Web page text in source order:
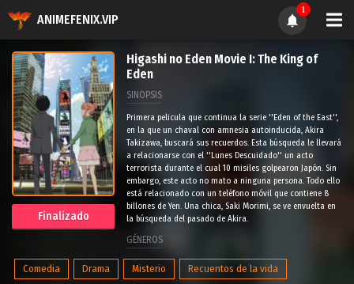
ANIMEFENIX.VIP
1
Finalizado
Higashi no Eden Movie I: The King of
Eden
SINOPSIS
Primera pelicula que continua la serie ''Eden of the East'',
en la que un chaval con amnesia autoinducida, Akira
Takizawa, buscará sus recuerdos. Esta búsqueda le llevará
a relacionarse con el ''Lunes Descuidado'' un acto
terrorista durante el cual 10 misiles golpearon Japón. Sin
embargo, este acto no mato a ninguna persona. Todo ello
está relacionado con un teléfono móvil que contiene 8
billones de Yen. Una chica, Saki Morimi, se ve envuelta en
la búsqueda del pasado de Akira.
GÉNEROS
Comedia Drama Misterio Recuentos de la vida